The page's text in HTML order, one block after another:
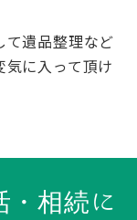
て遺品整理など
に入って頂け
・相続に